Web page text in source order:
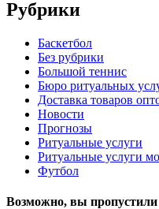
Рубрики
Баскетбол
Без рубрики
Большой теннис
Бюро ритуальных
Доставка товаров
Новости
Прогнозы
Ритуальные услуги
Ритуальные услуги
Футбол
Возможно, вы пропустили